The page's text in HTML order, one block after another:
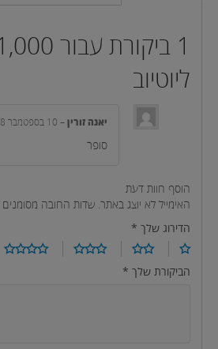
1 ביקורת עבור
ליוטיוב
יאנה זורין – 10 בספטמבר 2018
סופר
הוסף חוות דעת
האימייל לא יוצג באתר. שדות החובה מסומנים
הדירוג שלך *
הביקורת שלך *